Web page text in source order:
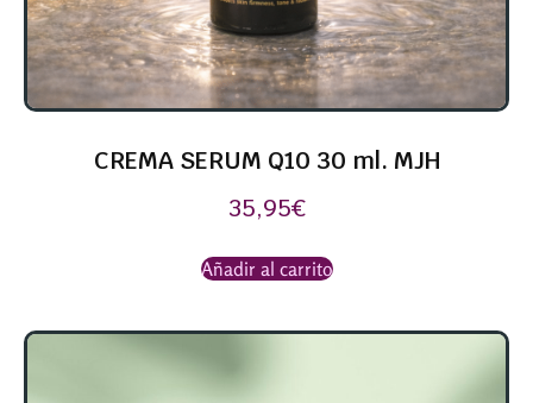
CREMA SERUM Q10 30 ml. MJH
35,95€
Añadir al carrito